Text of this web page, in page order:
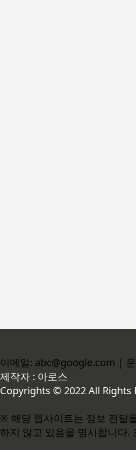
이메일: abc@google.com |
제작자 : 아로스
Copyrights © 2022 All Rights
※ 해당 웹사이트는 정보 전달
하지 않고 있음을 명시합니다.